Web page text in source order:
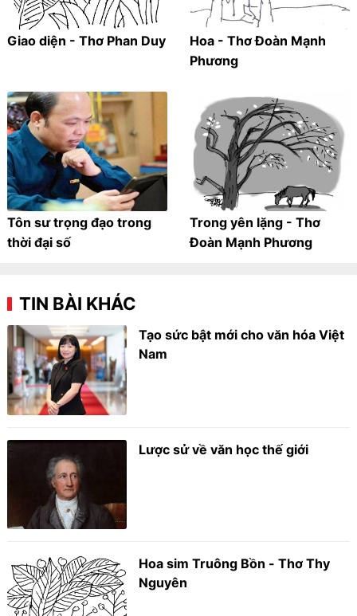
Giao diện - Thơ Phan Duy
Hoa - Thơ Đoàn Mạnh
Phương
Tôn sư trọng đạo trong
thời đại số
Trong yên lặng - Thơ
Đoàn Mạnh Phương
TIN BÀI KHÁC
Tạo sức bật mới cho văn hóa Việt
Nam
Lược sử về văn học thế giới
Hoa sim Truông Bồn - Thơ Thy
Nguyên